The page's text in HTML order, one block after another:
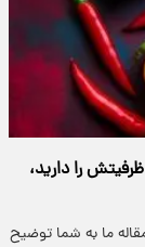
را دارید،
ما به شما توضیح